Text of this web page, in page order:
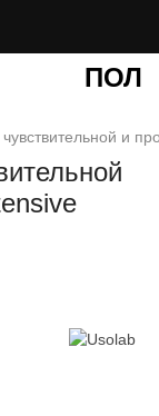
и